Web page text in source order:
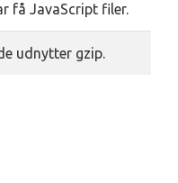
få JavaScript filer.
udnytter gzip.